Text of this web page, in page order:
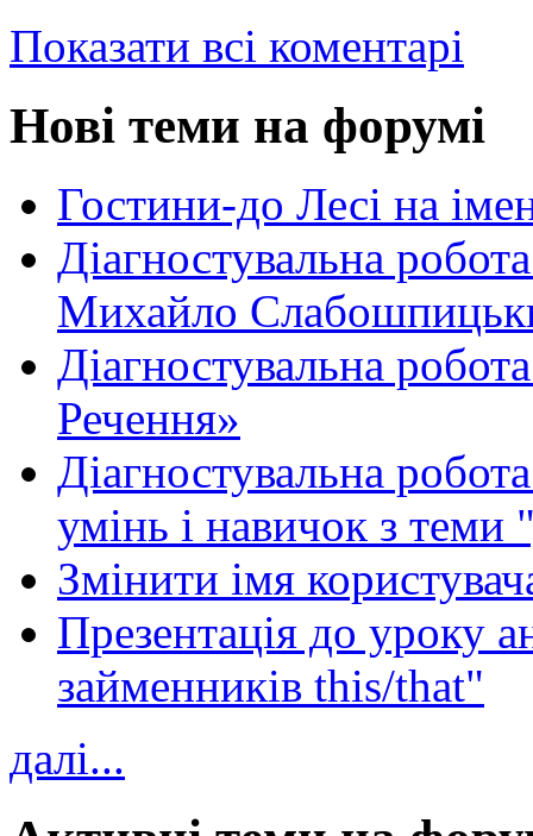
Показати всі коментарі
Нові теми на форумі
Гостини-до Лесі на
Діагностувальна
Михайло
Діагностувальна
Речення»
Діагностувальна
умінь і навичок з теми
Змінити імя
Презентація до уроку
займенників this/that"
далі...